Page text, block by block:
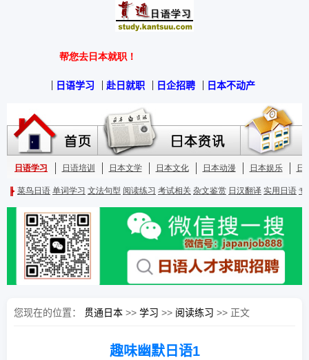
您现在的位置： 贯通日本 >> 学习 >> 阅读练习 >> 正文
趣味幽默日语1